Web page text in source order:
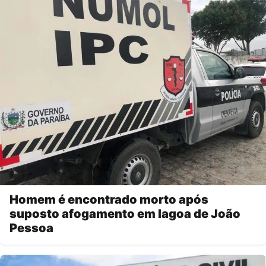
Homem é encontrado morto após
suposto afogamento em lagoa de João
Pessoa